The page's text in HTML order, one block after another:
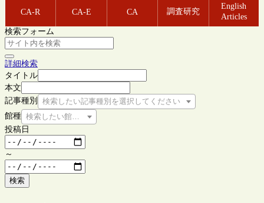
CA-R CA-E CA 調査研究
English
Articles
検索フォーム
詳細検索
タイトル
本文
記事種別
検索したい記事種別を選択してください
館種 検索したい館種を選択してください
投稿日
～
検索